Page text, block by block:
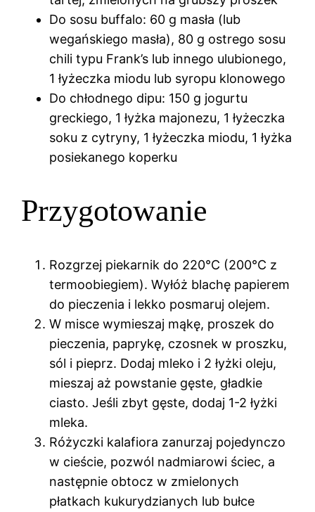
Do sosu buffalo: 60 g masła (lub
wegańskiego masła), 80 g ostrego sosu
chili typu Frank’s lub innego ulubionego,
1 łyżeczka miodu lub syropu klonowego
Do chłodnego dipu: 150 g jogurtu
greckiego, 1 łyżka majonezu, 1 łyżeczka
soku z cytryny, 1 łyżeczka miodu, 1 łyżka
posiekanego koperku
Przygotowanie
Rozgrzej piekarnik do 220°C (200°C z
termoobiegiem). Wyłóż blachę papierem
do pieczenia i lekko posmaruj olejem.
W misce wymieszaj mąkę, proszek do
pieczenia, paprykę, czosnek w proszku,
sól i pieprz. Dodaj mleko i 2 łyżki oleju,
mieszaj aż powstanie gęste, gładkie
ciasto. Jeśli zbyt gęste, dodaj 1-2 łyżki
mleka.
Różyczki kalafiora zanurzaj pojedynczo
w cieście, pozwól nadmiarowi ściec, a
następnie obtocz w zmielonych
płatkach kukurydzianych lub bułce